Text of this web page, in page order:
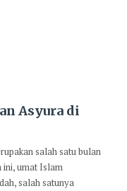
Asyura di
salah satu bulan
ini, umat Islam
salah satunya